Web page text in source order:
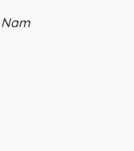
Nam